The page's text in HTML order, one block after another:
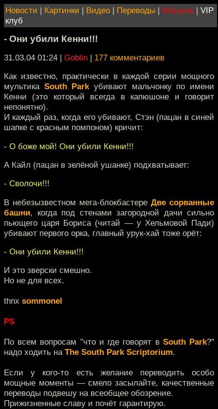
Новости | Картинки | Видео | Переводы | Магазин | VIP
клуб
- Они убили Кенни!!!
31.03.04 01:24 | Goblin | 177 комментариев
Как известно, практически в каждой серии мощного
мультика South Parkубивают мальчонку по имени
Кенни (это который всегда в капюшоне и говорит
непонятно).
И каждый раз, когда его убивают, Стэн (пацан в синей
шапке с красным помпоном) кричит:
- О боже мой! Они убили Кенни!!!
А Кайл (пацан в зелёной ушанке) подхватывает:
- Сволочи!!!
В небезызвестном мега-блокбастере Две сорванные
башни, когда под стенами загородной дачи сильно
пьющего царя Бориса (читай — у Хельмовой Пади)
убивают первого орка, главный урук-хай тоже орёт:
- Они убили Кенни!!!
И это зверски смешно.
Но не для всех.
thnx sommonel
PS
По всем вопросам "что и где говорят в South Park?"
надо ходить на The South Park Scriptorium.
Если у кого-то есть желание переводить особо
мощные моменты — смело засылайте, качественные
переводы подвешу на всеобщее обозрение.
Прижизненные славу и почёт гарантирую.